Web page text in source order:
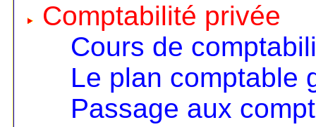
Comptabilité privée
Cours de
Le plan comptable
Passage aux